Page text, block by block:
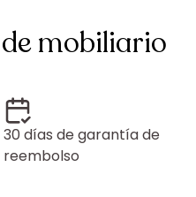
de mobiliario
30 días de garantía de
reembolso